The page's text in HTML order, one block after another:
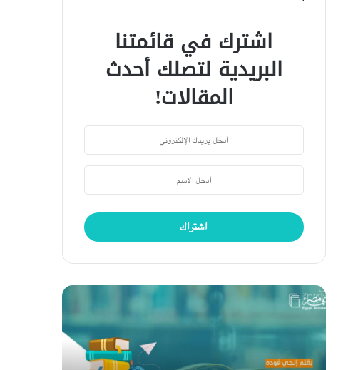
اشترك في قائمتنا
البريدية لتصلك أحدث
المقالات!
كيف
تكتب
مراجعات
للكتب
وتربح
نظرية
النصف
الأيمن